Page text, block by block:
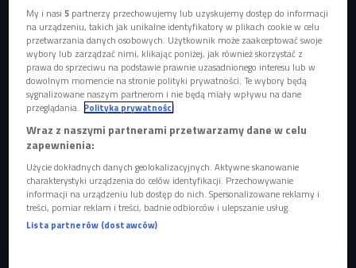
Vienio Foto: Piotr Podlewski / Czwórka
Koncert "Hip-hop. Jedno podwórko"
to wyjątkowe
wydarzenie dla kultury hip-hopowej, która bardzo
sceptycznie podchodziła do wydarzeń organizowanych
przez telewizję. Sytuacja zmieniła się, kiedy wolną rękę w
decydowaniu o artystycznych kwestiach dostałVienio
który opowiedział o swojej wizji w
My i nasi5 partnerzy przechowujemy lub uzyskujemy dostęp do informacji
na urządzeniu, takich jak unikalne identyfikatory w plikach cookie w celu
przetwarzania danych osobowych. Użytkownik może zaakceptować swoje
wybory lub zarządzać nimi, klikając poniżej, jak również skorzystać z
prawa do sprzeciwu na podstawie prawnie uzasadnionego interesu lub w
dowolnym momencie na stronie polityki prywatności. Te wybory będą
sygnalizowane naszym partnerom i nie będą miały wpływu na dane
przeglądania. Polityka prywatności
Wraz z naszymi partnerami przetwarzamy dane w celu
zapewnienia:
Użycie dokładnych danych geolokalizacyjnych. Aktywne skanowanie
charakterystyki urządzenia do celów identyfikacji. Przechowywanie
informacji na urządzeniu lub dostęp do nich. Spersonalizowane reklamy i
treści, pomiar reklam i treści, badnie odbiorców i ulepszanie usług.
Lista partnerów (dostawców)